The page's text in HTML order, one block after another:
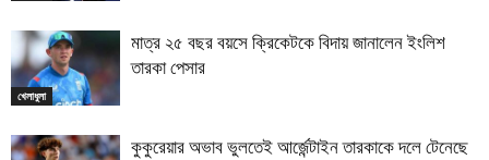
খেলাধুলা
মাত্র ২৫ বছর বয়সে ক্রিকেটকে বিদায় জানালেন ইংলিশ
তারকা পেসার
কুকুরেয়ার অভাব ভুলতেই আর্জেন্টাইন তারকাকে দলে টেনেছে